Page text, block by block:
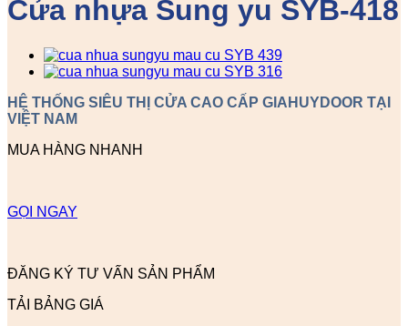
Cửa nhựa Sung yu SYB-418
HỆ THỐNG SIÊU THỊ CỬA CAO CẤP GIAHUYDOOR TẠI
VIỆT NAM
MUA HÀNG NHANH
GỌI NGAY
ĐĂNG KÝ TƯ VẤN SẢN PHẨM
TẢI BẢNG GIÁ